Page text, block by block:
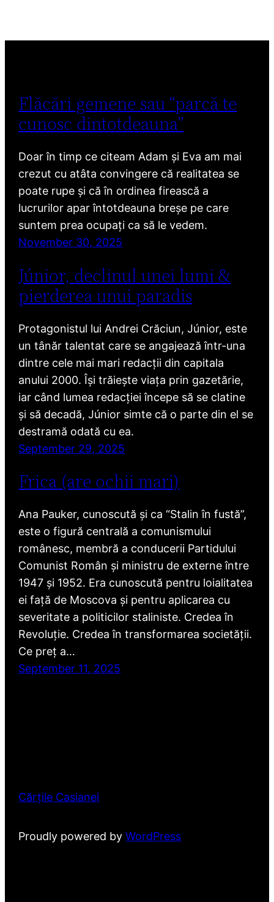
Flăcări gemene sau “parcă te
cunosc dintotdeauna”
Doar în timp ce citeam Adam și Eva am mai
crezut cu atâta convingere că realitatea se
poate rupe și că în ordinea firească a
lucrurilor apar întotdeauna breșe pe care
suntem prea ocupați ca să le vedem.
November 30, 2025
Júnior, declinul unei lumi &
pierderea unui paradis
Protagonistul lui Andrei Crăciun, Júnior, este
un tânăr talentat care se angajează într-una
dintre cele mai mari redacții din capitala
anului 2000. Își trăiește viața prin gazetărie,
iar când lumea redacției începe să se clatine
și să decadă, Júnior simte că o parte din el se
destramă odată cu ea.
September 29, 2025
Frica (are ochii mari)
Ana Pauker, cunoscută și ca “Stalin în fustă”,
este o figură centrală a comunismului
românesc, membră a conducerii Partidului
Comunist Român și ministru de externe între
1947 și 1952. Era cunoscută pentru loialitatea
ei față de Moscova și pentru aplicarea cu
severitate a politicilor staliniste. Credea în
Revoluție. Credea în transformarea societății.
Ce preț a…
September 11, 2025
Cărțile Casianei
Proudly powered byWordPress